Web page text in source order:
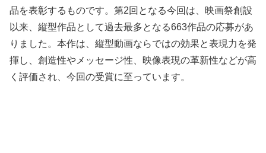
品を表彰するものです。第2回となる今回は、映画祭創設
以来、縦型作品として過去最多となる663作品の応募があ
りました。本作は、縦型動画ならではの効果と表現力を発
揮し、創造性やメッセージ性、映像表現の革新性などが高
く評価され、今回の受賞に至っています。